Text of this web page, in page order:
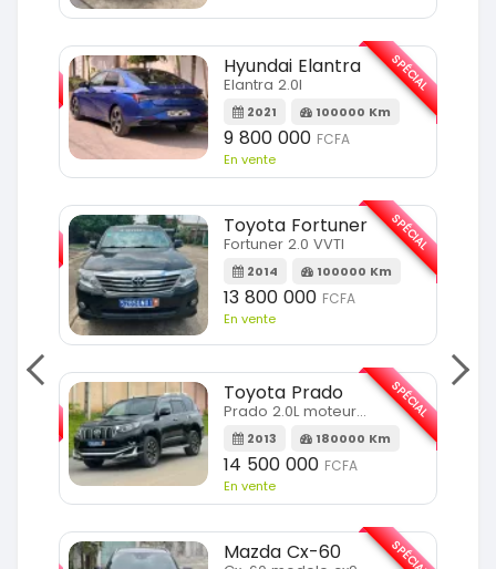
SPÉCIAL
Hyundai Elantra
Elantra 2.0l
2021 100000 Km
9 800 000 FCFA
En vente
SPÉCIAL
Toyota Fortuner
Fortuner 2.0 VVTI
2014 100000 Km
13 800 000 FCFA
En vente
SPÉCIAL
Toyota Prado
Prado 2.0L moteur d4d
2013 180000 Km
14 500 000 FCFA
En vente
SPÉCIAL
Mazda Cx-60 SPÉCIAL